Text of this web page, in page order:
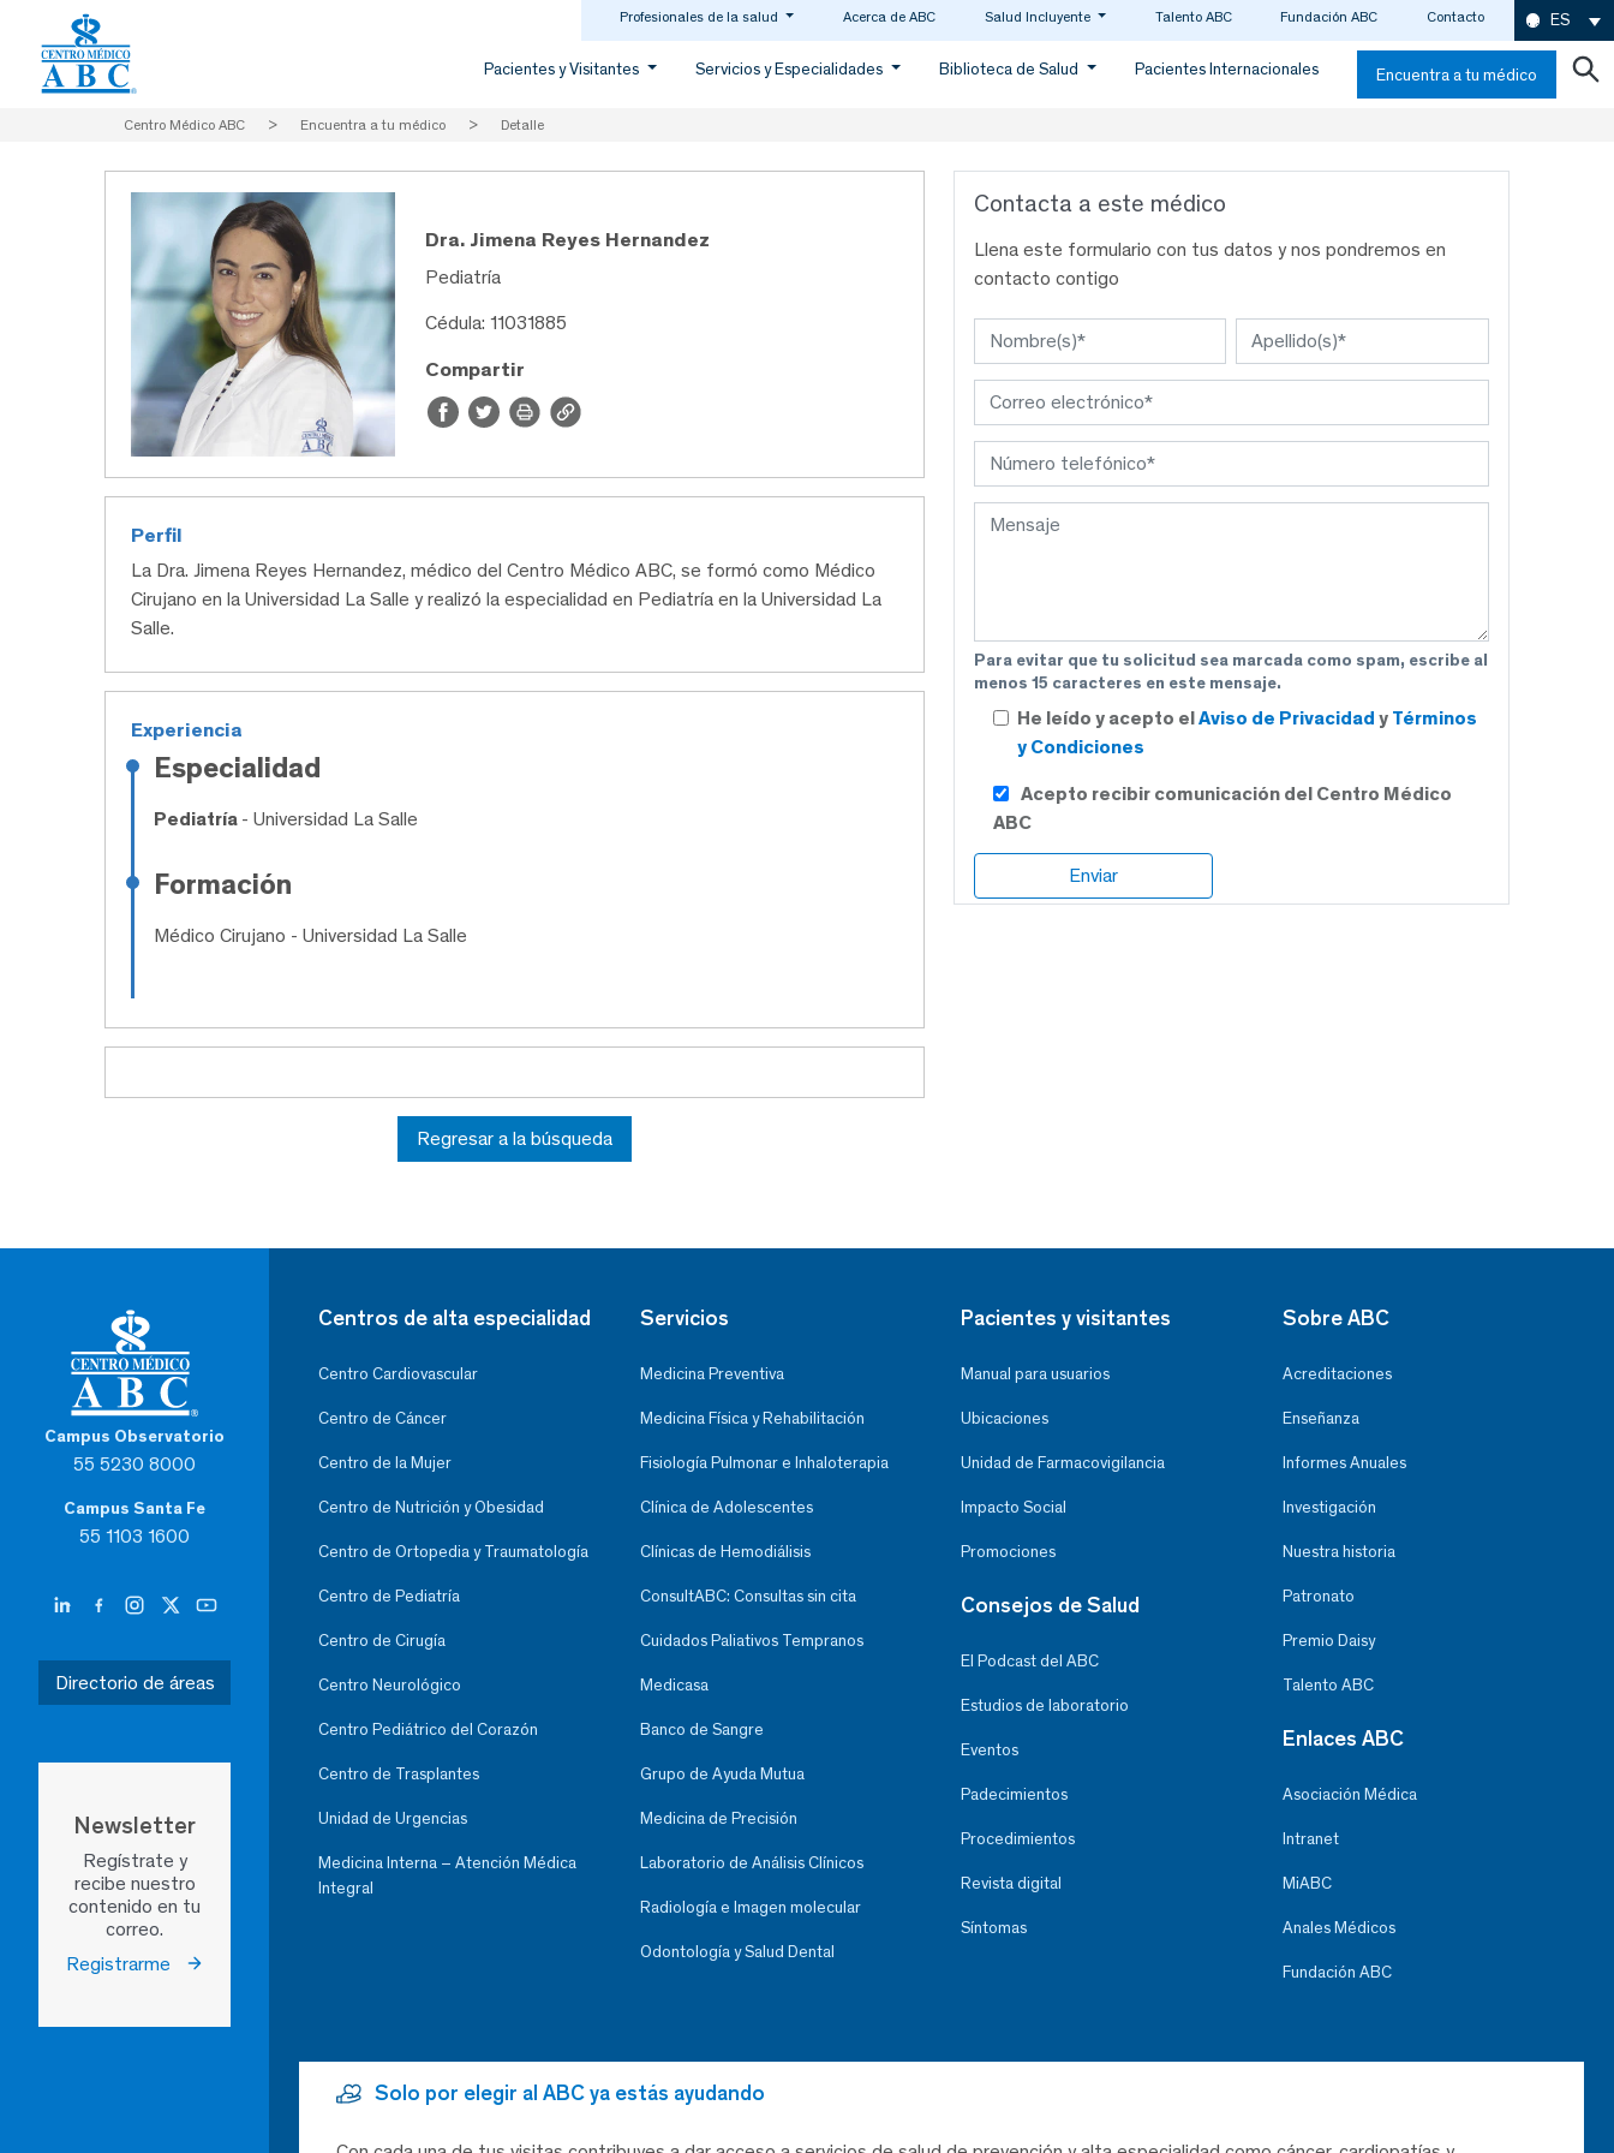
Profesionales de la salud Acerca de ABC Salud Incluyente Talento ABC Fundación ABC Contacto ES
Pacientes y Visitantes Servicios y Especialidades Biblioteca de Salud Pacientes Internacionales Encuentra a tu médico
Centro Médico ABC > Encuentra a tu médico > Detalle
Dra. Jimena Reyes Hernandez
Pediatría
Cédula: 11031885
Compartir
Perfil
La Dra. Jimena Reyes Hernandez, médico del Centro Médico ABC, se formó como Médico
Cirujano en la Universidad La Salle y realizó la especialidad en Pediatría en la Universidad La
Salle.
Experiencia
Especialidad
Pediatría - Universidad La Salle
Formación
Médico Cirujano - Universidad La Salle
Regresar a la búsqueda
Contacta a este médico
Llena este formulario con tus datos y nos pondremos en
contacto contigo
Para evitar que tu solicitud sea marcada como spam, escribe al
menos 15 caracteres en este mensaje.
He leído y acepto elAviso de Privacidad y Términos
y Condiciones
Acepto recibir comunicación del Centro Médico
ABC
Campus Observatorio
55 5230 8000
Campus Santa Fe
55 1103 1600
Directorio de áreas
Newsletter
Regístrate y
recibe nuestro
contenido en tu
correo.
Registrarme
Centros de alta especialidad
Centro Cardiovascular
Centro de Cáncer
Centro de la Mujer
Centro de Nutrición y Obesidad
Centro de Ortopedia y Traumatología
Centro de Pediatría
Centro de Cirugía
Centro Neurológico
Centro Pediátrico del Corazón
Centro de Trasplantes
Unidad de Urgencias
Medicina Interna – Atención Médica
Integral
Servicios
Medicina Preventiva
Medicina Física y Rehabilitación
Fisiología Pulmonar e Inhaloterapia
Clínica de Adolescentes
Clínicas de Hemodiálisis
ConsultABC: Consultas sin cita
Cuidados Paliativos Tempranos
Medicasa
Banco de Sangre
Grupo de Ayuda Mutua
Medicina de Precisión
Laboratorio de Análisis Clínicos
Radiología e Imagen molecular
Odontología y Salud Dental
Pacientes y visitantes
Manual para usuarios
Ubicaciones
Unidad de Farmacovigilancia
Impacto Social
Promociones
Consejos de Salud
El Podcast del ABC
Estudios de laboratorio
Eventos
Padecimientos
Procedimientos
Revista digital
Síntomas
Sobre ABC
Acreditaciones
Enseñanza
Informes Anuales
Investigación
Nuestra historia
Patronato
Premio Daisy
Talento ABC
Enlaces ABC
Asociación Médica
Intranet
MiABC
Anales Médicos
Fundación ABC
Solo por elegir al ABC ya estás ayudando